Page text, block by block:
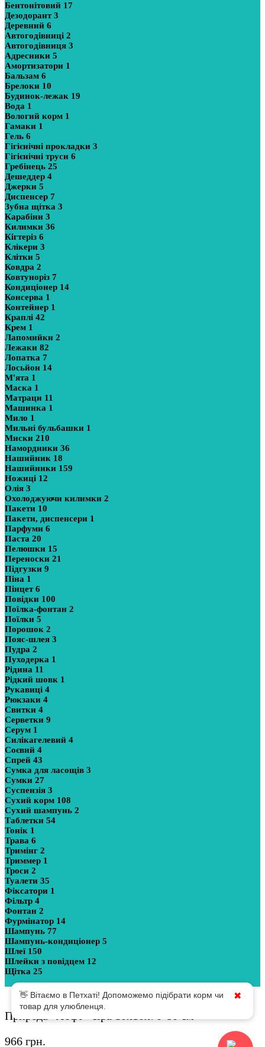
Бентонітовий 17
Дезодорант3
Деревний 6
Автогодівниці 2
Автогодівниця 3
Адресники 5
Амортизатори 1
Бальзам 6
Брелоки 10
Будинок-лежак 19
Вода 1
Вологий корм 1
Гамаки 1
Гель 6
Гігієнічні прокладки 3
Гігієнічні труси 6
Гребінець 25
Дешеддер 4
Джерки 5
Диспенсер 7
Зубна щітка 3
Карабіни 3
Килимки 36
Кігтеріз 6
Клікери 3
Клітки 5
Ковдра 2
Ковтуноріз 7
Кондиціонер 14
Консерва 1
Контейнер 1
Краплі 42
Крем 1
Лапомийки 2
Лежаки 82
Лопатка 7
Лосьйон 14
М'ята 1
Маска 1
Матраци 11
Машинка 1
Мило 1
Мильні бульбашки 1
Миски 210
Намордники 36
Нашийник 18
Нашийники 159
Ножиці 12
Олія 3
Охолоджуючи килимки 2
Пакети 10
Пакети, диспенсери 1
Парфуми 6
Паста 20
Пелюшки 15
Переноски 21
Підгузки 9
Піна 1
Пінцет6
Повідки 100
Поїлка-фонтан 2
Поїлки 5
Порошок 2
Пояс-шлея 3
Пудра 2
Пуходерка 1
Рідина 11
Рідкий шовк 1
Рукавиці 4
Рюкзаки 4
Свитки 4
Серветки 9
Серум 1
Силікагелевий 4
Соєвий 4
Спрей 43
Сумка для ласощів 3
Сумки 27
Суспензія 3
Сухий корм 108
Сухий шампунь 2
Таблетки 54
Тонік 1
Трава 6
Тримінг 2
Триммер 1
Троси 2
Туалети 35
Фіксатори 1
Фільтр 4
Фонтан 2
Фурмінатор 14
Шампунь 77
Шампунь-кондиціонер 5
Шлеї 150
Шлейки з повідцем 12
Щітка 25
Показати більше
Природа “Лофт” сіра 10х10х70-80 см
966 грн.
👋 Вітаємо в Петхаті! Допоможемо підібрати корм чи
товар для улюбленця.
✖